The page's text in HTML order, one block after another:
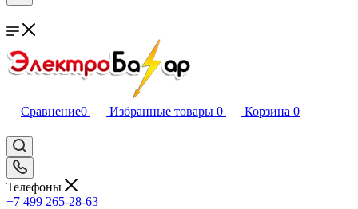
Сравнение0 Избранные товары 0 Корзина 0
Телефоны
+7 499 265-28-63